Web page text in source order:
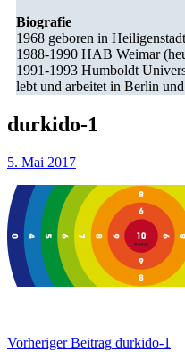
Biografie
1968 geboren in
1988-1990 HAB Weimar
1991-1993 Humboldt
lebt und arbeitet in Berlin
durkido‑1
5. Mai 2017
Navigation
Vorheriger Beitrag durkido‑1